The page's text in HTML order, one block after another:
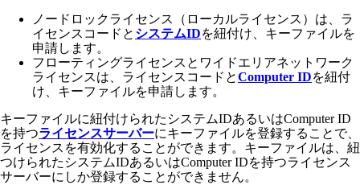
ノードロックライセンス（ローカルライセンス）は、ラ
イセンスコードと システムIDを紐付け、キーファイルを
申請します。
フローティングライセンスとワイドエリアネットワーク
ライセンスは、ライセンスコードとComputer IDを紐付
け、キーファイルを申請します。
キーファイルに紐付けられたシステムIDあるいはComputer ID
を持つライセンスサーバーにキーファイルを登録することで、
ライセンスを有効化することができます。キーファイルは、紐
つけられたシステムIDあるいはComputer IDを持つライセンス
サーバーにしか登録することができません。